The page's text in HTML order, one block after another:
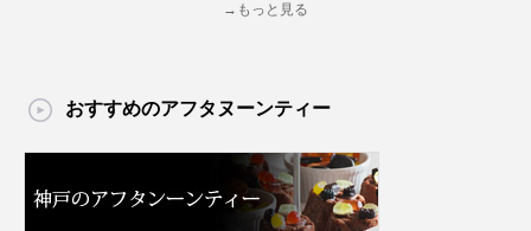
→もっと見る
おすすめのアフタヌーンティー